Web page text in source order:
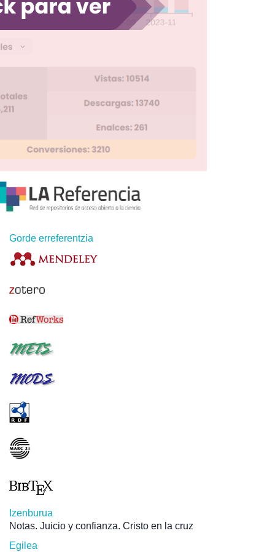
Gorde erreferentzia
Izenburua
Notas. Juicio y confianza. Cristo en la cruz
Egilea